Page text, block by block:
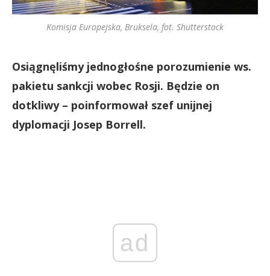
Komisja Europejska, Bruksela, fot. Shutterstock
Osiągnęliśmy jednogłośne porozumienie ws.
pakietu sankcji wobec Rosji. Będzie on
dotkliwy – poinformował szef unijnej
dyplomacji Josep Borrell.
ad